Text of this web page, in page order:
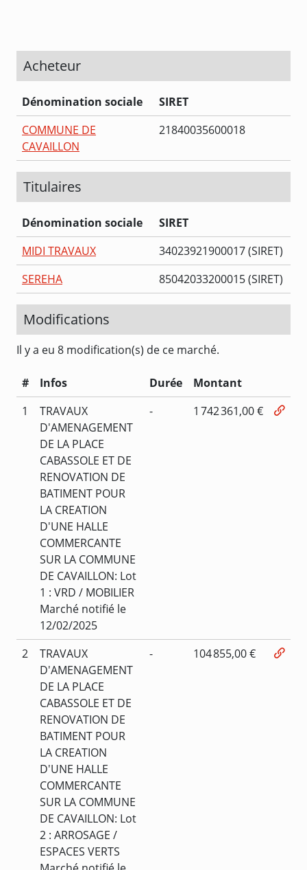
Acheteur
Dénomination sociale
SIRET
COMMUNE DE
CAVAILLON
21840035600018
Titulaires
Dénomination sociale
SIRET
MIDI TRAVAUX
34023921900017 (SIRET)
SEREHA
85042033200015 (SIRET)
Modifications
Il y a eu 8 modification(s) de ce marché.
# Infos Durée
Montant
1
TRAVAUX
D'AMENAGEMENT
DE LA PLACE
CABASSOLE ET DE
RENOVATION DE
BATIMENT POUR
LA CREATION
D'UNE HALLE
COMMERCANTE
SUR LA COMMUNE
DE CAVAILLON: Lot
1 : VRD / MOBILIER
Marché notifié le
12/02/2025
- 1 742 361,00 €
2
TRAVAUX
D'AMENAGEMENT
DE LA PLACE
CABASSOLE ET DE
RENOVATION DE
BATIMENT POUR
LA CREATION
D'UNE HALLE
COMMERCANTE
SUR LA COMMUNE
DE CAVAILLON: Lot
2 : ARROSAGE /
ESPACES VERTS
- 104 855,00 €